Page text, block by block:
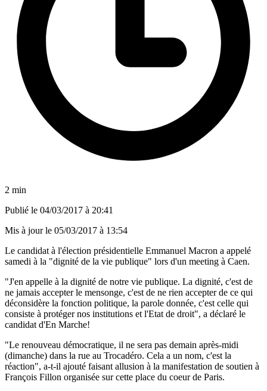
2 min
Publié le 04/03/2017 à 20:41
Mis à jour le 05/03/2017 à 13:54
Le candidat à l'élection présidentielle Emmanuel Macron a appelé
samedi à la "dignité de la vie publique" lors d'un meeting à Caen.
"J'en appelle à la dignité de notre vie publique. La dignité, c'est de
ne jamais accepter le mensonge, c'est de ne rien accepter de ce qui
déconsidère la fonction politique, la parole donnée, c'est celle qui
consiste à protéger nos institutions et l'Etat de droit", a déclaré le
candidat d'En Marche!
"Le renouveau démocratique, il ne sera pas demain après-midi
(dimanche) dans la rue au Trocadéro. Cela a un nom, c'est la
réaction", a-t-il ajouté faisant allusion à la manifestation de soutien à
François Fillon organisée sur cette place du coeur de Paris.